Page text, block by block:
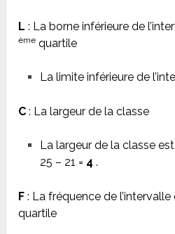
L : La borne inférieure de
ème quartile
La limite inférieure de
C : La largeur de la classe
La largeur de la classe
25 – 21 = 4 .
F : La fréquence de
quartile